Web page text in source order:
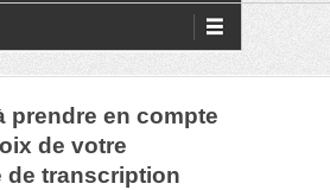
prendre en compte
de votre
de transcription